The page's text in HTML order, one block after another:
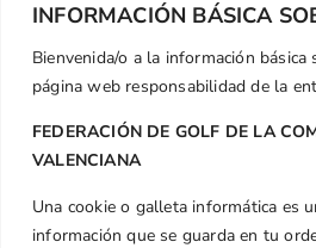
INFORMACIÓN BÁSICA
Bienvenida/o a la información
página web responsabilidad de la
FEDERACIÓN DE GOLF DE LA
VALENCIANA
Una cookie o galleta informática es
información que se guarda en tu
Dirección